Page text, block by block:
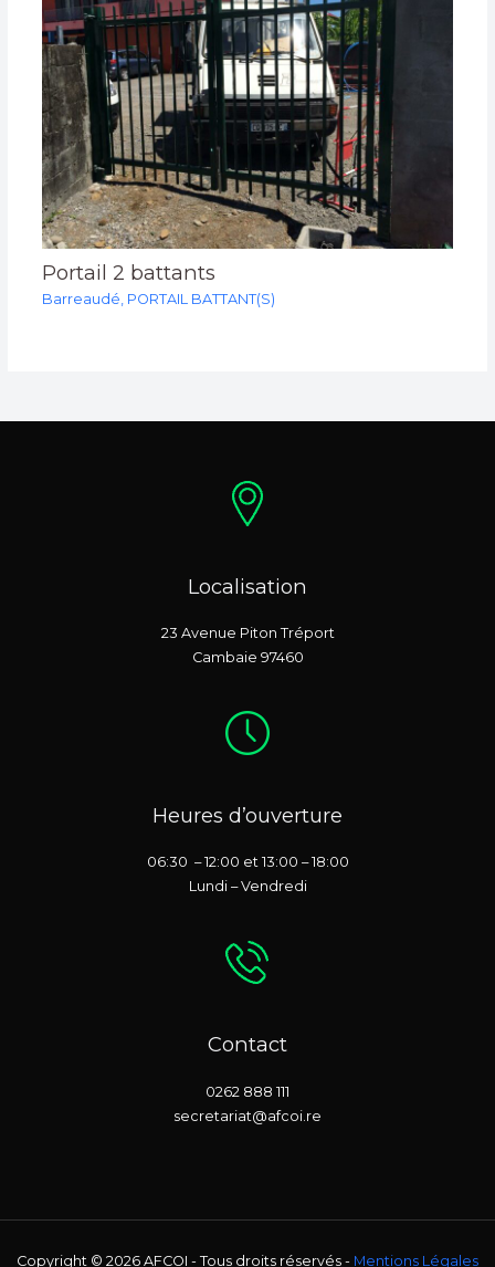
Portail 2 battants
Barreaudé PORTAIL BATTANT(S)
Localisation
23 Avenue Piton Tréport
Cambaie 97460
Heures d’ouverture
06:30 – 12:00 et 13:00 – 18:00
Lundi – Vendredi
Contact
0262 888 111
secretariat@afcoi.re
Copyright © 2026 AFCOI - Tous droits réservés - Mentions Légales